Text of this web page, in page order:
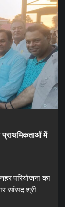
प्राथमिकताओं में
परियोजना का
सांसद श्री